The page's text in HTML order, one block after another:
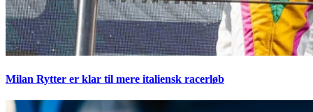
Milan Rytter er klar til mere italiensk racerløb